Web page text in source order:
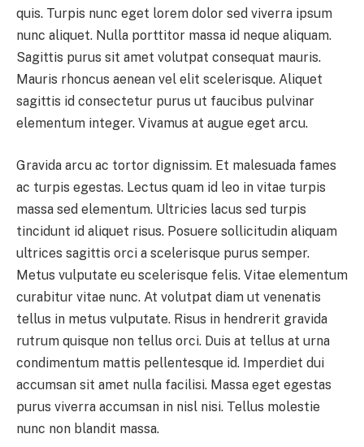
quis. Turpis nunc eget lorem dolor sed viverra ipsum
nunc aliquet. Nulla porttitor massa id neque aliquam.
Sagittis purus sit amet volutpat consequat mauris.
Mauris rhoncus aenean vel elit scelerisque. Aliquet
sagittis id consectetur purus ut faucibus pulvinar
elementum integer. Vivamus at augue eget arcu.
Gravida arcu ac tortor dignissim. Et malesuada fames
ac turpis egestas. Lectus quam id leo in vitae turpis
massa sed elementum. Ultricies lacus sed turpis
tincidunt id aliquet risus. Posuere sollicitudin aliquam
ultrices sagittis orci a scelerisque purus semper.
Metus vulputate eu scelerisque felis. Vitae elementum
curabitur vitae nunc. At volutpat diam ut venenatis
tellus in metus vulputate. Risus in hendrerit gravida
rutrum quisque non tellus orci. Duis at tellus at urna
condimentum mattis pellentesque id. Imperdiet dui
accumsan sit amet nulla facilisi. Massa eget egestas
purus viverra accumsan in nisl nisi. Tellus molestie
nunc non blandit massa.